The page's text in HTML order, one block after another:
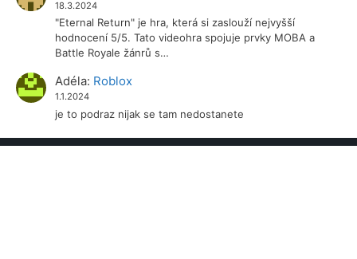
18.3.2024
"Eternal Return" je hra, která si zaslouží nejvyšší
hodnocení 5/5. Tato videohra spojuje prvky MOBA a
Battle Royale žánrů s…
Adéla: Roblox
1.1.2024
je to podraz nijak se tam nedostanete